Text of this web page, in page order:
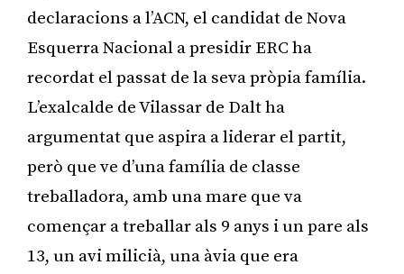
declaracions a l’ACN, el candidat de Nova
Esquerra Nacional a presidir ERC ha
recordat el passat de la seva pròpia família.
L’exalcalde de Vilassar de Dalt ha
argumentat que aspira a liderar el partit,
però que ve d’una família de classe
treballadora, amb una mare que va
començar a treballar als 9 anys i un pare als
13, un avi milicià, una àvia que era